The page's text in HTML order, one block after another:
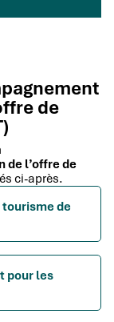
de
de l’offre de
ci-après.
de
pour les